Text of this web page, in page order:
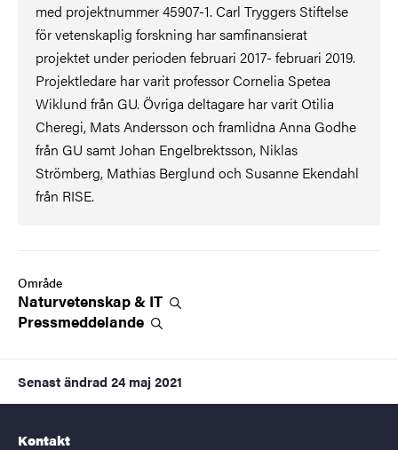
med projektnummer 45907-1. Carl Tryggers Stiftelse
för vetenskaplig forskning har samfinansierat
projektet under perioden februari 2017- februari 2019.
Projektledare har varit professor Cornelia Spetea
Wiklund från GU. Övriga deltagare har varit Otilia
Cheregi, Mats Andersson och framlidna Anna Godhe
från GU samt Johan Engelbrektsson, Niklas
Strömberg, Mathias Berglund och Susanne Ekendahl
från RISE.
Område
Naturvetenskap & IT
Pressmeddelande
Senast ändrad 24 maj 2021
Kontakt